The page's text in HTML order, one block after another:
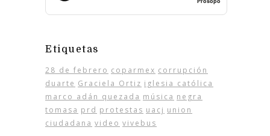
Etiquetas
28 de febrero coparmex corrupción
duarte Graciela Ortiz iglesia católica
marco adán quezada música negra
tomasa prd protestas uacj union
ciudadana video vivebus